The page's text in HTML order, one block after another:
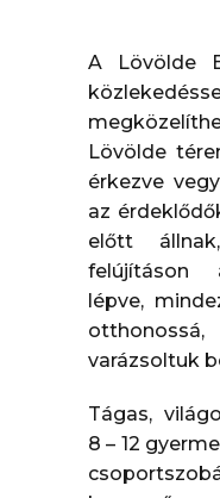
A Lövölde
Lövölde
érkezve
az
előtt
felújításon
lépve,
varázsoltuk
Tágas,
8 – 12